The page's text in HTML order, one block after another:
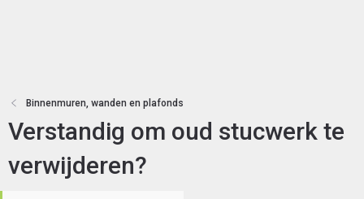
Binnenmuren, wanden en plafonds
Verstandig om oud stucwerk te
verwijderen?